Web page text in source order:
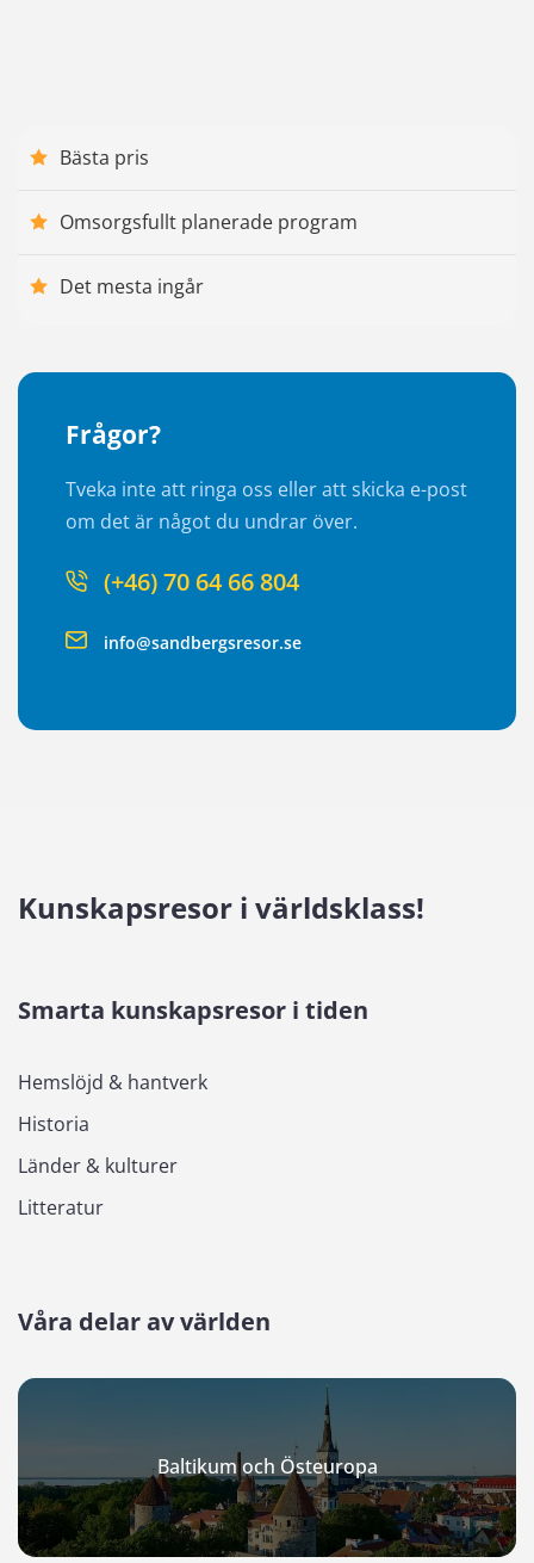
Bästa pris
Omsorgsfullt planerade program
Det mesta ingår
Frågor?
Tveka inte att ringa oss eller att skicka e-post
om det är något du undrar över.
(+46) 70 64 66 804
info@sandbergsresor.se
Kunskapsresor i världsklass!
Smarta kunskapsresor i tiden
Hemslöjd & hantverk
Historia
Länder & kulturer
Litteratur
Våra delar av världen
Baltikum och Östeuropa